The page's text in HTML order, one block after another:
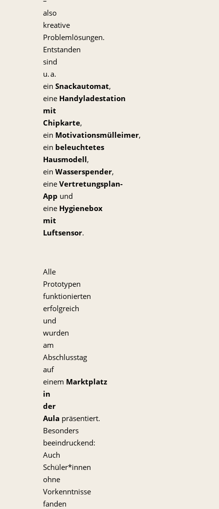
also
kreative
Problemlösungen.
Entstanden
sind
u. a.
ein Snackautomat,
eine Handyladestation
mit
Chipkarte,
ein Motivationsmülleimer,
ein beleuchtetes
Hausmodell,
ein Wasserspender,
eine Vertretungsplan-
App und
eine Hygienebox
mit
Luftsensor.
Alle
Prototypen
funktionierten
erfolgreich
und
wurden
am
Abschlusstag
auf
einem Marktplatz
in
der
Aula präsentiert.
Besonders
beeindruckend:
Auch
Schüler*innen
ohne
Vorkenntnisse
fanden